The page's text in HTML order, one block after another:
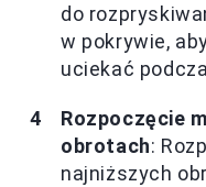
do
w pokrywie,
uciekać
Rozpoczęcie
obrotach:
najniższych